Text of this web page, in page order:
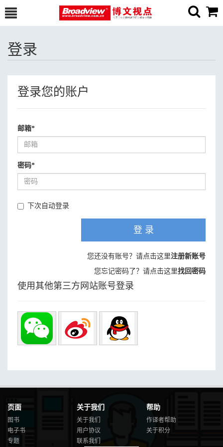
登录
登录您的账户
邮箱*
密码*
下次自动登录
登 录
您还没有账号？请点击这里注册新账号
您忘记密码了？请点击这里找回密码
使用其他第三方网站账号登录
页面
图书
电子书
专题
关于我们
关于我们
用户协议
联系我们
帮助
作译者帮助
关于积分